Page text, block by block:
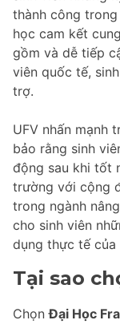
thành công
học cam kết
gồm và dễ tiếp
viên quốc tế,
trợ.
UFV nhấn mạnh
bảo rằng sinh
động sau khi tốt
trường với cộng
trong ngành
cho sinh viên
dụng thực tế của
Tại sao
ChọnĐại Học